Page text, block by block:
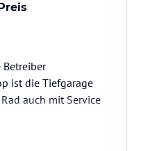
Betreiber
ist die Tiefgarage
auch mit Service